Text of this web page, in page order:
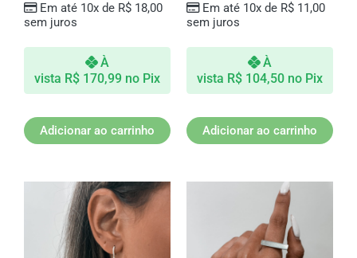
Em até 10x de R$18,00
sem juros
À
vista R$ 170,99 no Pix
Adicionar ao carrinho
Em até 10x de R$11,00
sem juros
À
vista R$ 104,50 no Pix
Adicionar ao carrinho
Este
produto
tem
várias